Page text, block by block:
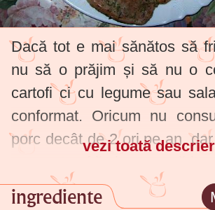
Dacă tot e mai sănătos să
nu să o prăjim și să nu o
cartofi ci cu legume sau
conformat. Oricum nu
porc decât de 2 ori pe an,
vezi toată
ingrediente